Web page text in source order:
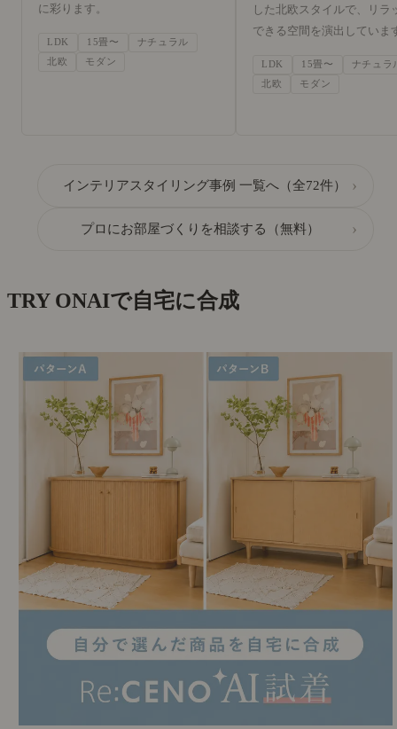
に彩ります。
LDK 15畳〜
ナチュラル
北欧
モダン
した北欧スタイルで、リラ
できる空間を演出していま
LDK 15畳〜
ナチュラ
北欧
モダン
インテリアスタイリング事例 一覧へ（全72件） ›
プロにお部屋づくりを相談する（無料） ›
TRY ONAIで自宅に合成